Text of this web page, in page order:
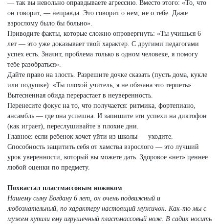
— так вы невольно оправдываете агрессию. Вместо этого: «То, что
он говорит, — неправда. Это говорит о нем, не о тебе. Даже
взрослому было бы больно».
Приводите факты, которые сложно опровергнуть: «Ты учишься 6
лет — это уже доказывает твой характер. С другими педагогами
успех есть. Значит, проблема только в одном человеке, я помогу
тебе разобраться».
Дайте право на злость. Разрешите дочке сказать (пусть дома, кукле
или подушке): «Ты плохой учитель, я не обязана это терпеть».
Вытесненная обида перерастает в неуверенность.
Перенесите фокус на то, что получается: ритмика, фортепиано,
ансамбль — где она успешна. И запишите эти успехи на диктофон
(как играет), переслушивайте в плохие дни.
Главное: если ребенок хочет уйти из школы — уходите.
Способность защитить себя от хамства взрослого — это лучший
урок уверенности, который вы можете дать. Здоровое «нет» ценнее
любой оценки по предмету.
Похвастал пластмассовым ножиком
Нашему сыну Богдану 6 лет, он очень подвижный и
любознательный, по характеру настоящий мужичок. Как-то мы с
мужем купили ему игрушечный пластмассовый нож. В садик носить